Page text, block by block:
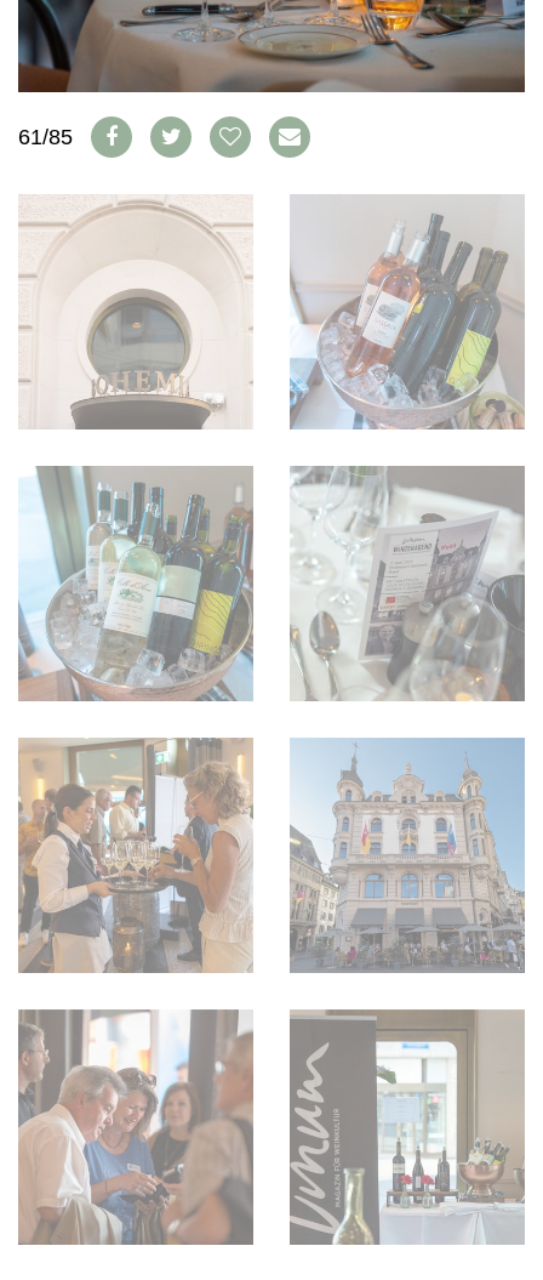
ABO
AUSGABE
ARCHIV
VORTEILSWELT
BÜCHER
WEINSZENE
PORTRAITS
VINOPHILES
ANMELDEN
AWARDS
GEWINNSPIELE
VORTEILSWELT
TRINKREIFETABELLE
ABO
WINE TRADE CLUB
REDAKTION
JOBS
WERBUNG
IMPRESSUM
AGB & DATENSCHUTZ
FAQ
61/85